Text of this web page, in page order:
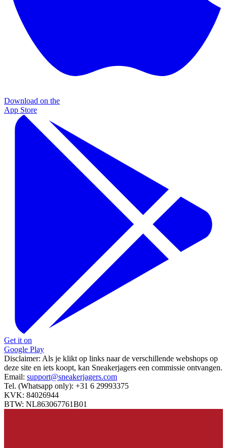
Download on the
App Store
Get it on
Google Play
Disclaimer: Als je klikt op links naar de verschillende webshops op
deze site en iets koopt, kan Sneakerjagers een commissie ontvangen.
Email: support@sneakerjagers.com
Tel. (Whatsapp only): +31 6 29993375
KVK: 84026944
BTW: NL863067761B01